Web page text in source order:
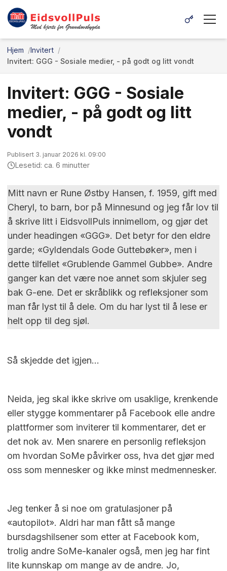
Hjem
Invitert
Invitert: GGG - Sosiale medier, - på godt og litt vondt
Invitert: GGG - Sosiale
medier, - på godt og litt
vondt
Publisert 3. januar 2026 kl. 09:00
Lesetid: ca. 6 minutter
Mitt navn er Rune Østby Hansen, f. 1959, gift med
Cheryl, to barn, bor på Minnesund og jeg får lov til
å skrive litt i EidsvollPuls innimellom, og gjør det
under headingen «GGG». Det betyr for den eldre
garde; «Gyldendals Gode Guttebøker», men i
dette tilfellet «Grublende Gammel Gubbe». Andre
ganger kan det være noe annet som skjuler seg
bak G-ene. Det er skråblikk og refleksjoner som
man får lyst til å dele. Om du har lyst til å lese er
helt opp til deg sjøl.
Så skjedde det igjen…
Neida, jeg skal ikke skrive om usaklige, krenkende
eller stygge kommentarer på Facebook elle andre
plattformer som inviterer til kommentarer, det er
det nok av. Men snarere en personlig refleksjon
om hvordan SoMe påvirker oss, hva det gjør med
oss som mennesker og ikke minst medmennesker.
Jeg tenker å si noe om gratulasjoner på
«autopilot». Aldri har man fått så mange
bursdagshilsener som etter at Facebook kom,
trolig andre SoMe-kanaler også, men jeg har fint
lite kunnskap om mange av de andre. Jo,